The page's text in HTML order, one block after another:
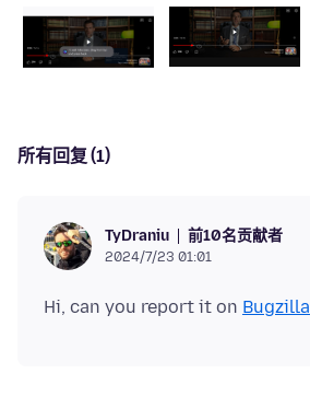
所有回复 (1)
TyDraniu 前10名贡献者
2024/7/23 01:01
Hi, can you report it on Bugzilla